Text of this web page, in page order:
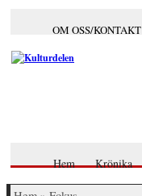
OM OSS/KONTAKT
Hem Krönika